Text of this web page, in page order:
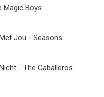
Magic Boys
Jou - Seasons
- The Caballeros